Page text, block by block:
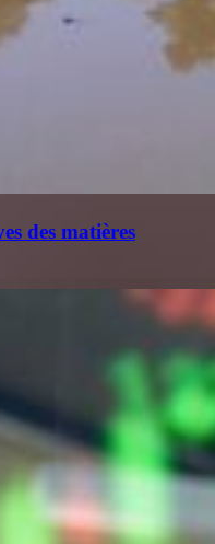
des matières